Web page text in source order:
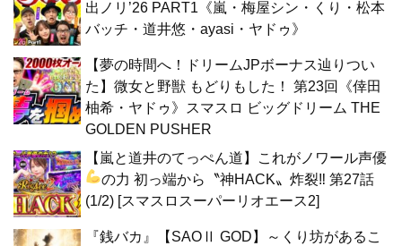
出ノリ’26 PART1《嵐・梅屋シン・くり・松本
バッチ・道井悠・ayasi・ヤドゥ》
【夢の時間へ！ドリームJPボーナス辿りつい
た】微女と野獣 もどりもした！ 第23回《倖田
柚希・ヤドゥ》スマスロ ビッグドリーム THE
GOLDEN PUSHER
【嵐と道井のてっぺん道】これがノワール声優
の力 初っ端から〝神HACK〟炸裂‼ 第27話
(1/2) [スマスロスーパーリオエース2]
『銭バカ』【SAOⅡ GOD】～くり坊があるこ